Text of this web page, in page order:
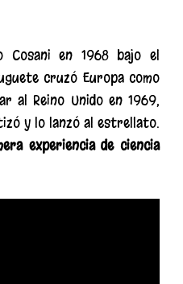
Cosani en 1968 bajo el
cruzó Europa como
al Reino Unido en 1969,
y lo lanzó al estrellato.
experiencia de ciencia